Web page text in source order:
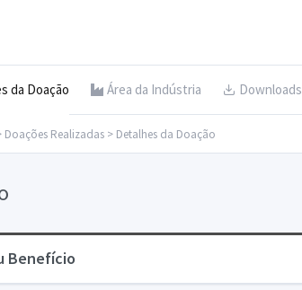
da Doação Área da Indústria Downloads
Doações Realizadas > Detalhes da Doação
Benefício